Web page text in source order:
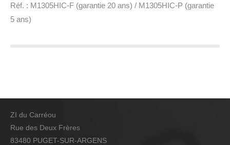
Réf. : M1305HIC-F (garantie 20 ans) / M1305HIC-P (garantie
5 ans)
ZI du Carréou
Rue des Deux Frères
83480 PUGET-SUR-ARGENS